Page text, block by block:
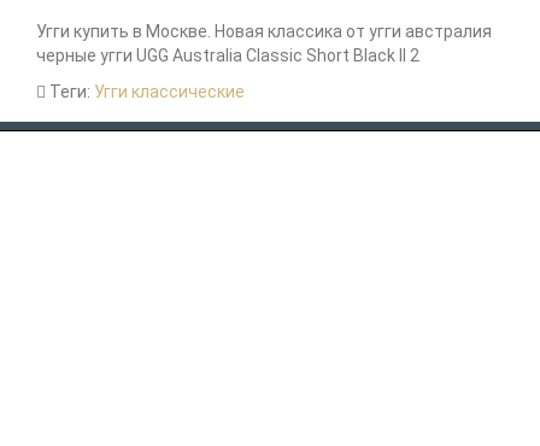
Угги купить в Москве. Новая классика от угги австралия
черные угги UGG Australia Classic Short Black II 2
Теги: Угги классические